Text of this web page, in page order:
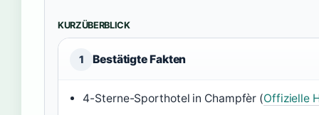
KURZÜBERBLICK
1 Bestätigte Fakten
4-Sterne-Sporthotel in Champfèr (Offizielle